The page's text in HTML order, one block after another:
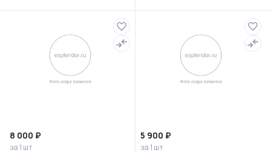
8 000 ₽
за 1 шт
5 900 ₽
за 1 шт